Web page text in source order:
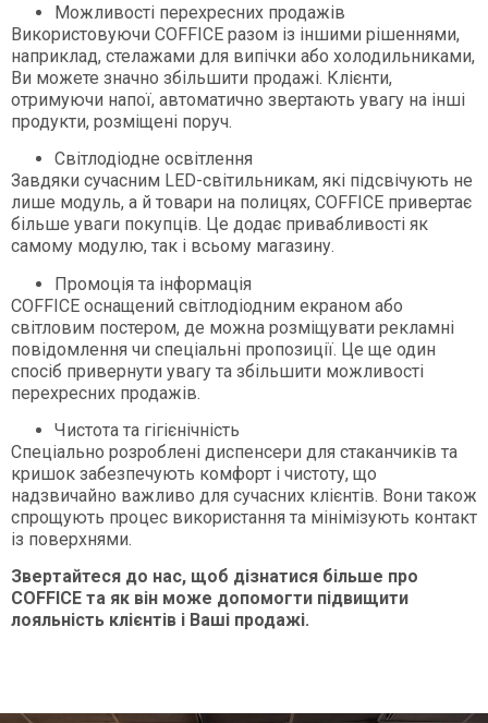
Можливості перехресних продажів
Використовуючи COFFICE разом із іншими рішеннями,
наприклад, стелажами для випічки або холодильниками,
Ви можете значно збільшити продажі. Клієнти,
отримуючи напої, автоматично звертають увагу на інші
продукти, розміщені поруч.
Світлодіодне освітлення
Завдяки сучасним LED-світильникам, які підсвічують не
лише модуль, а й товари на полицях, COFFICE привертає
більше уваги покупців. Це додає привабливості як
самому модулю, так і всьому магазину.
Промоція та інформація
COFFICE оснащений світлодіодним екраном або
світловим постером, де можна розміщувати рекламні
повідомлення чи спеціальні пропозиції. Це ще один
спосіб привернути увагу та збільшити можливості
перехресних продажів.
Чистота та гігієнічність
Спеціально розроблені диспенсери для стаканчиків та
кришок забезпечують комфорт і чистоту, що
надзвичайно важливо для сучасних клієнтів. Вони також
спрощують процес використання та мінімізують контакт
із поверхнями.
Звертайтеся до нас, щоб дізнатися більше про
COFFICE та як він може допомогти підвищити
лояльність клієнтів і Ваші продажі.